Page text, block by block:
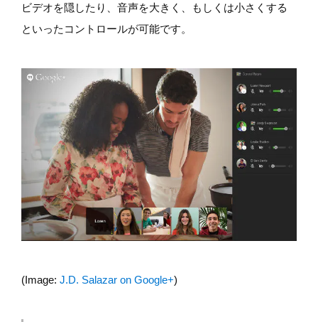
ビデオを隠したり、音声を大きく、もしくは小さくする
といったコントロールが可能です。
(Image: J.D. Salazar on Google+)